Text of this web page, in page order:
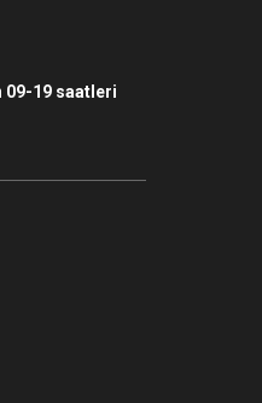
09-19 saatleri